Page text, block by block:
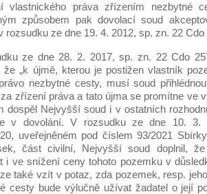
vlastnického práva zřízením nezbytné
způsobem pak dovolací soud
rozsudku ze dne 19. 4. 2012, sp. zn. 22 Cdo
ze dne 28. 2. 2017, sp. zn. 22 Cdo
že „k újmě, kterou je postižen vlastník
nezbytné cesty, musí soud
zřízení práva a tato újma se promítne ve
dospěl Nejvyšší soud i v ostatních
v dovolání. V rozsudku ze dne 10.
uveřejněném pod číslem 93/2021
část civilní, Nejvyšší soud doplnil,
i ve snížení ceny tohoto pozemku v
také vzít v potaz, zda pozemek, resp.
cesty bude výlučně užívat žadatel o její